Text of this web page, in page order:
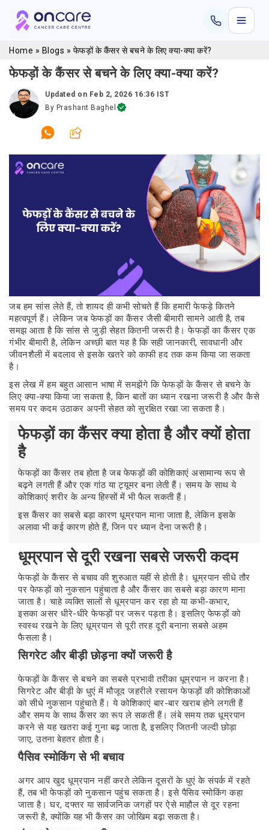
Home » Blogs » फेफड़ों के कैंसर से बचने के लिए क्या-क्या करें?
फेफड़ों के कैंसर से बचने के लिए क्या-क्या करें?
Updated on Feb 2, 2026 16:36 IST
By Prashant Baghel
जब हम सांस लेते हैं, तो शायद ही कभी सोचते हैं कि हमारी फेफड़े कितने
महत्वपूर्ण हैं। लेकिन जब फेफड़ों का कैंसर जैसी बीमारी सामने आती है, तब
समझ आता है कि सांस से जुड़ी सेहत कितनी जरूरी है। फेफड़ों का कैंसर एक
गंभीर बीमारी है, लेकिन अच्छी बात यह है कि सही जानकारी, सावधानी और
जीवनशैली में बदलाव से इसके खतरे को काफी हद तक कम किया जा सकता
है।
इस लेख में हम बहुत आसान भाषा में समझेंगे कि फेफड़ों के कैंसर से बचने के
लिए क्या-क्या किया जा सकता है, किन बातों का ध्यान रखना जरूरी है और कैसे
समय पर कदम उठाकर अपनी सेहत को सुरक्षित रखा जा सकता है।
फेफड़ों का कैंसर क्या होता है और क्यों होता
है
फेफड़ों का कैंसर तब होता है जब फेफड़ों की कोशिकाएं असामान्य रूप से
बढ़ने लगती हैं और एक गांठ या ट्यूमर बना लेती हैं। समय के साथ ये
कोशिकाएं शरीर के अन्य हिस्सों में भी फैल सकती हैं।
इस कैंसर का सबसे बड़ा कारण धूम्रपान माना जाता है, लेकिन इसके
अलावा भी कई कारण होते हैं, जिन पर ध्यान देना जरूरी है।
धूम्रपान से दूरी रखना सबसे जरूरी कदम
फेफड़ों के कैंसर से बचाव की शुरुआत यहीं से होती है। धूम्रपान सीधे तौर
पर फेफड़ों को नुकसान पहुंचाता है और कैंसर का सबसे बड़ा कारण माना
जाता है। चाहे व्यक्ति सालों से धूम्रपान कर रहा हो या कभी-कभार,
इसका असर धीरे-धीरे फेफड़ों पर जरूर पड़ता है। इसलिए फेफड़ों को
स्वस्थ रखने के लिए धूम्रपान से पूरी तरह दूरी बनाना सबसे अहम
फैसला है।
सिगरेट और बीड़ी छोड़ना क्यों जरूरी है
फेफड़ों के कैंसर से बचने का सबसे प्रभावी तरीका धूम्रपान न करना है।
सिगरेट और बीड़ी के धुएं में मौजूद जहरीले रसायन फेफड़ों की कोशिकाओं
को सीधे नुकसान पहुंचाते हैं। ये कोशिकाएं बार-बार खराब होने लगती हैं
और समय के साथ कैंसर का रूप ले सकती हैं। लंबे समय तक धूम्रपान
करने से यह खतरा कई गुना बढ़ जाता है, इसलिए जितनी जल्दी छोड़ा
जाए, उतना बेहतर होता है।
पैसिव स्मोकिंग से भी बचाव
अगर आप खुद धूम्रपान नहीं करते लेकिन दूसरों के धुएं के संपर्क में रहते
हैं, तब भी फेफड़ों को नुकसान पहुंच सकता है। इसे पैसिव स्मोकिंग कहा
जाता है। घर, दफ्तर या सार्वजनिक जगहों पर ऐसे माहौल से दूर रहना
जरूरी है, क्योंकि यह भी कैंसर का जोखिम बढ़ा सकता है।